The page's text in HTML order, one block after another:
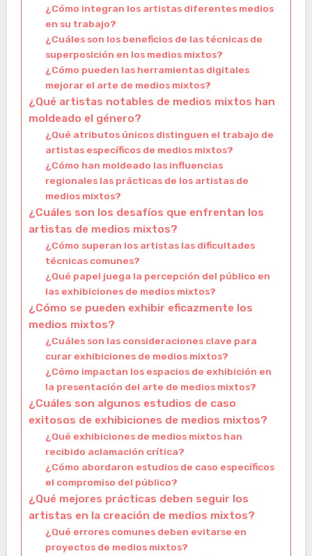
¿Cómo integran los artistas diferentes medios
en su trabajo?
¿Cuáles son los beneficios de las técnicas de
superposición en los medios mixtos?
¿Cómo pueden las herramientas digitales
mejorar el arte de medios mixtos?
¿Qué artistas notables de medios mixtos han
moldeado el género?
¿Qué atributos únicos distinguen el trabajo de
artistas específicos de medios mixtos?
¿Cómo han moldeado las influencias
regionales las prácticas de los artistas de
medios mixtos?
¿Cuáles son los desafíos que enfrentan los
artistas de medios mixtos?
¿Cómo superan los artistas las dificultades
técnicas comunes?
¿Qué papel juega la percepción del público en
las exhibiciones de medios mixtos?
¿Cómo se pueden exhibir eficazmente los
medios mixtos?
¿Cuáles son las consideraciones clave para
curar exhibiciones de medios mixtos?
¿Cómo impactan los espacios de exhibición en
la presentación del arte de medios mixtos?
¿Cuáles son algunos estudios de caso
exitosos de exhibiciones de medios mixtos?
¿Qué exhibiciones de medios mixtos han
recibido aclamación crítica?
¿Cómo abordaron estudios de caso específicos
el compromiso del público?
¿Qué mejores prácticas deben seguir los
artistas en la creación de medios mixtos?
¿Qué errores comunes deben evitarse en
proyectos de medios mixtos?